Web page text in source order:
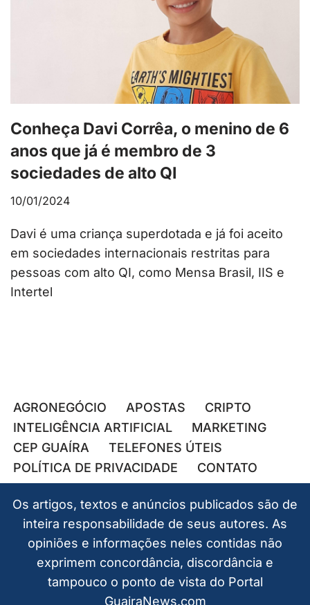
Conheça Davi Corrêa, o menino de 6
anos que já é membro de 3
sociedades de alto QI
10/01/2024
Davi é uma criança superdotada e já foi aceito
em sociedades internacionais restritas para
pessoas com alto QI, como Mensa Brasil, IIS e
Intertel
AGRONEGÓCIO APOSTAS
CRIPTO
INTELIGÊNCIA ARTIFICIAL
MARKETING
CEP GUAÍRA
TELEFONES ÚTEIS
POLÍTICA DE PRIVACIDADE
CONTATO
Os artigos, textos e anúncios publicados são de
inteira responsabilidade de seus autores. As
opiniões e informações neles contidas não
exprimem concordância, discordância e
tampouco o ponto de vista do Portal
GuairaNews.com